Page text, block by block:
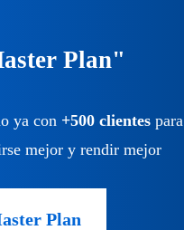
Plan"
ya con +500 clientespara
mejor y rendir mejor
Plan